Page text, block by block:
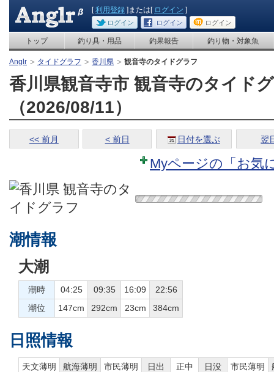
[利用登録 ]または[ ログイン ]
ログイン ログイン ログイン
トップ 釣り具・用品 釣果報告 釣り物・対象魚
Anglr タイドグラフ 香川県 観音寺のタイドグラフ
香川県観音寺市 観音寺のタイド
（2026/08/11）
<< 前月 < 前日 日付を選ぶ 翌
Myページの「お気
潮情報
大潮
潮時 04:25 09:35 16:09
22:56
潮位
147cm 292cm 23cm 384cm
日照情報
天文薄明 航海薄明 市民薄明 日出 正中 日没 市民薄明